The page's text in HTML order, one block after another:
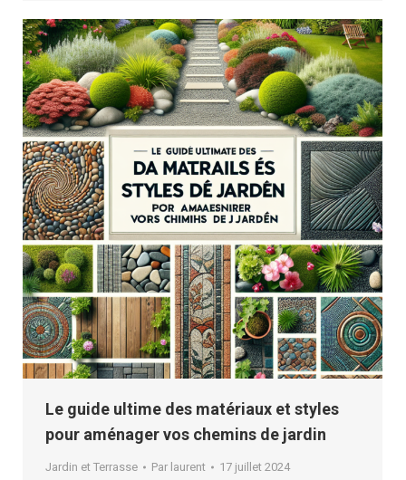
Le guide ultime des matériaux et styles
pour aménager vos chemins de jardin
Jardin et Terrasse Par laurent 17 juillet 2024